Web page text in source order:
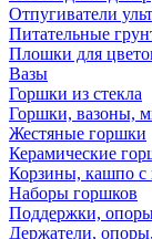
Отпугиватели
Питательные
Плошки для
Вазы
Горшки из стекла
Горшки, вазоны,
Жестяные горшки
Керамические
Корзины, кашпо с
Наборы горшков
Поддержки,
Держатели,